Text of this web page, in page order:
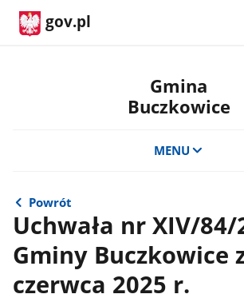
gov.pl
Gmina
Buczkowice
MENU
Powrót
Uchwała nr XIV/84/
Gminy Buczkowice
czerwca 2025 r.